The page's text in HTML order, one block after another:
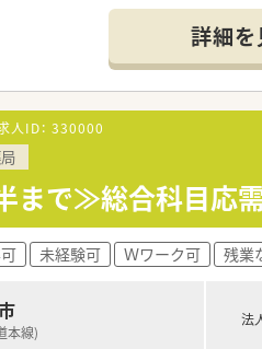
平均して約50～60名となって
本社を置き、高槻市を中心に
が近いため、ヘルプ対応なども
100％！ゆとりのある人数なの
ーニングにも力を入れており
とも提携しており、小さいお
、全国の保養施設を会員価格
ートシステムや自動分包機等
スメです！＞
も快く対応いただける環境を望
化により効率よく業務ができる
詳細を
人ID： 330000
まで≫総合科目応
未経験可 Ｗワーク可 残業
本線)
法